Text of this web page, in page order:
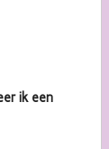
ik een